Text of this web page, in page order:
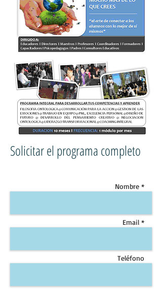
Solicitar el programa completo
Nombre *
Email *
Teléfono